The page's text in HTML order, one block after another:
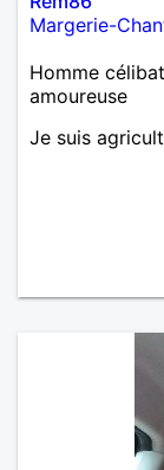
Margerie-
Homme
amoureuse
Je suis